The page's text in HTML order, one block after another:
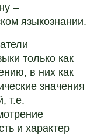
–
языкознании.
только как
в них как
значения
т.е.
и характер